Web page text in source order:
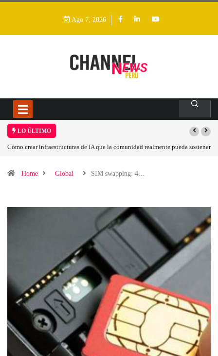
Ago 7, 2026
LO ÚLTIMO
de IA que la comunidad realmente pueda sostenerLas tarjetas gráficas
Home Global SIM swapping: 4…